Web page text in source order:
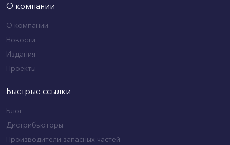
О компании
О компании
Новости
Издания
Проекты
Быстрые ссылки
Блог
Дистрибьюторы
Производители запасных частей